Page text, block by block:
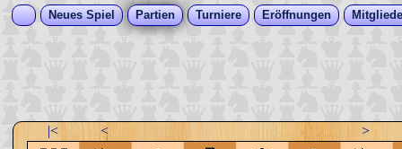
Neues Spiel Partien Turniere Eröffnungen
|< < >